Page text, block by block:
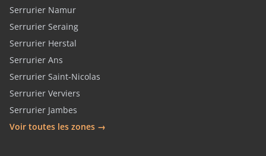
Serrurier Namur
Serrurier Seraing
Serrurier Herstal
Serrurier Ans
Serrurier Saint-Nicolas
Serrurier Verviers
Serrurier Jambes
Voir toutes les zones →